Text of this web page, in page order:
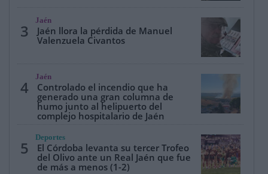
3
Jaén
Jaén llora la pérdida de Manuel
Valenzuela Civantos
4
Jaén
Controlado el incendio que ha
generado una gran columna de
humo junto al helipuerto del
complejo hospitalario de Jaén
5
Deportes
El Córdoba levanta su tercer Trofeo
del Olivo ante un Real Jaén que fue
de más a menos (1-2)